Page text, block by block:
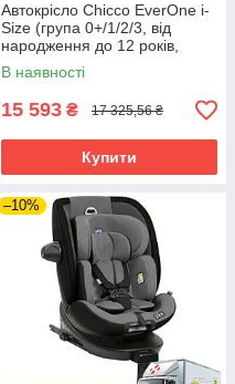
Автокрісло Chicco EverOne i-
Size (група 0+/1/2/3, від
народження до 12 років,
Isofix) Чорне
В наявності
15 593 ₴ 17 325,56 ₴
Купити
–10%